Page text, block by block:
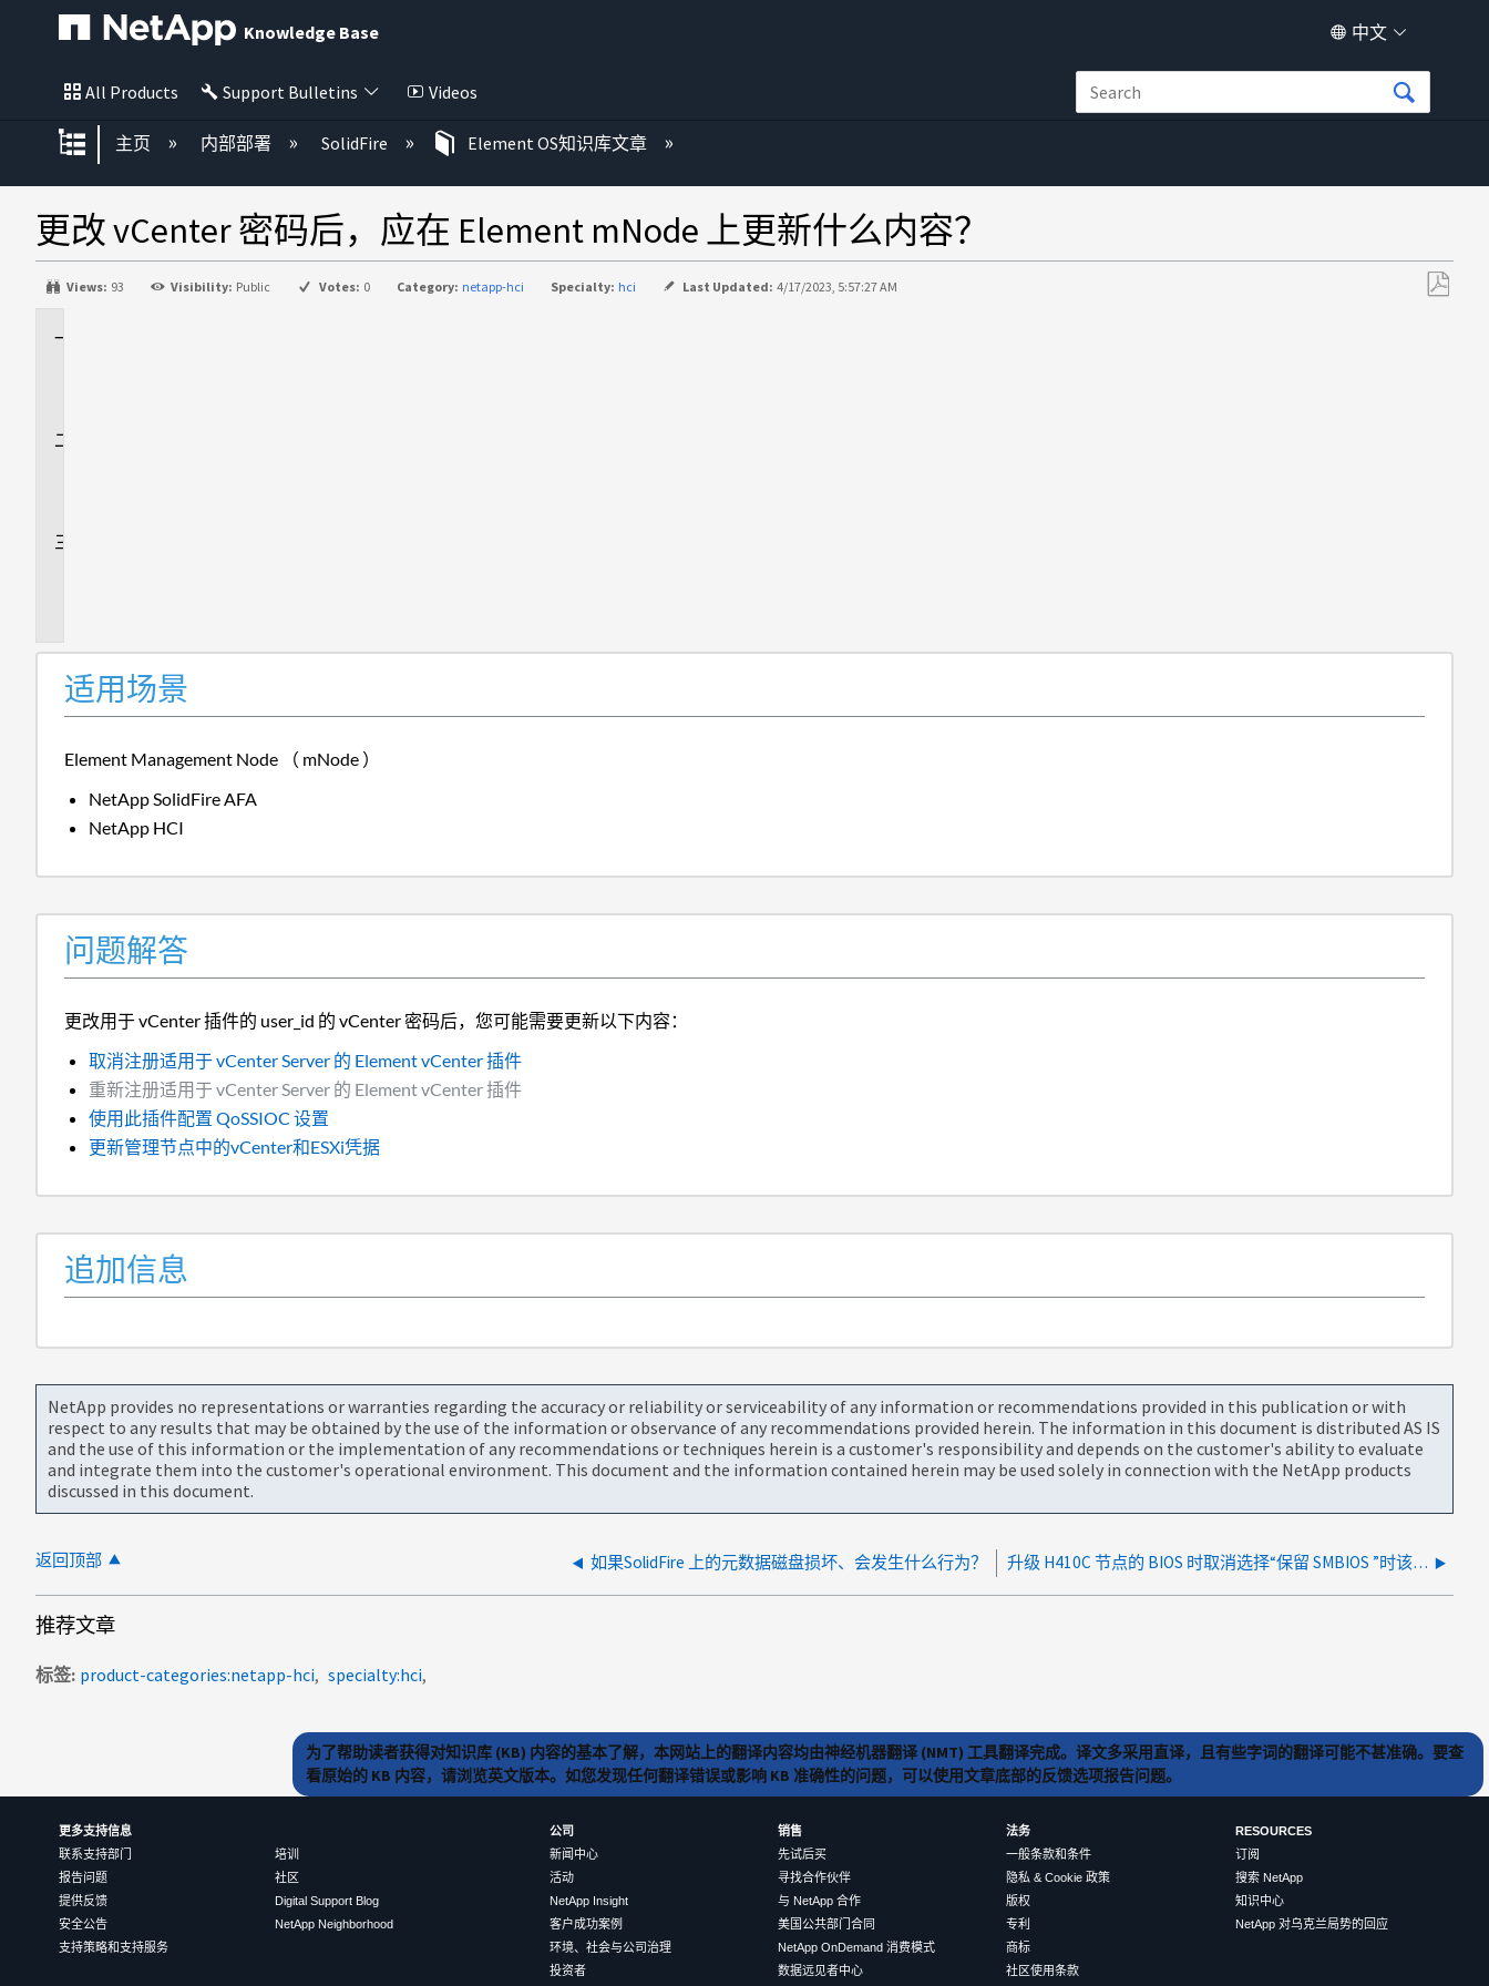
Knowledge Base 中文
All Products Support Bulletins Videos
扩展/隐缩全局层次
主页 内部部署 SolidFire Element OS知识库文章
更改 vCenter 密码后，应在 Element mNode 上更新什么内容？
Views: 93 Visibility: Public Votes: 0 Category: netapp-hci Specialty: hci Last Updated: 4/17/2023, 5:57:27 AM
适用场景
Element Management Node （ mNode ）
NetApp SolidFire AFA
NetApp HCI
问题解答
更改用于 vCenter 插件的 user_id 的 vCenter 密码后，您可能需要更新以下内容：
取消注册适用于 vCenter Server 的 Element vCenter 插件
重新注册适用于 vCenter Server 的 Element vCenter 插件
使用此插件配置 QoSSIOC 设置
更新管理节点中的vCenter和ESXi凭据
追加信息
NetApp provides no representations or warranties regarding the accuracy or reliability or serviceability of any information or recommendations provided in this publication or with
respect to any results that may be obtained by the use of the information or observance of any recommendations provided herein. The information in this document is distributed AS IS
and the use of this information or the implementation of any recommendations or techniques herein is a customer's responsibility and depends on the customer's ability to evaluate
and integrate them into the customer's operational environment. This document and the information contained herein may be used solely in connection with the NetApp products
discussed in this document.
返回顶部 如果SolidFire 上的元数据磁盘损坏、会发生什么行为？ 升级 H410C 节点的 BIOS 时取消选择“保留 SMBIOS ”时该怎么办
推荐文章
标签 product-categories:netapp-hci specialty:hci
为了帮助读者获得对知识库 (KB) 内容的基本了解，本网站上的翻译内容均由神经机器翻译 (NMT) 工具翻译完成。译文多采用直译，且有些字词的翻译可能不甚准确。要查
看原始的 KB 内容，请浏览英文版本。如您发现任何翻译错误或影响 KB 准确性的问题，可以使用文章底部的反馈选项报告问题。
更多支持信息
联系支持部门
报告问题
提供反馈
安全公告
支持策略和支持服务
培训
社区
Digital Support Blog
NetApp Neighborhood
公司
新闻中心
活动
NetApp Insight
客户成功案例
环境、社会与公司治理
投资者
销售
先试后买
寻找合作伙伴
与 NetApp 合作
美国公共部门合同
NetApp OnDemand 消费模式
数据远见者中心
法务
一般条款和条件
隐私 & Cookie 政策
版权
专利
商标
社区使用条款
RESOURCES
订阅
搜索 NetApp
知识中心
NetApp 对乌克兰局势的回应